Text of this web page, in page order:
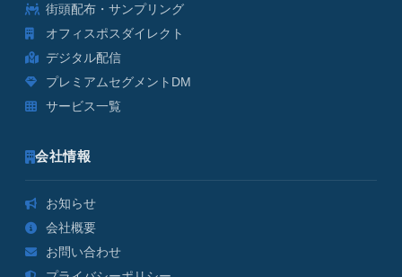
街頭配布・サンプリング
オフィスポスダイレクト
デジタル配信
プレミアムセグメントDM
サービス一覧
会社情報
お知らせ
会社概要
お問い合わせ